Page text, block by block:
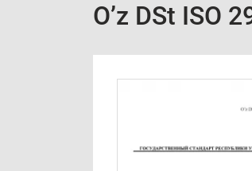
O’z DSt ISO